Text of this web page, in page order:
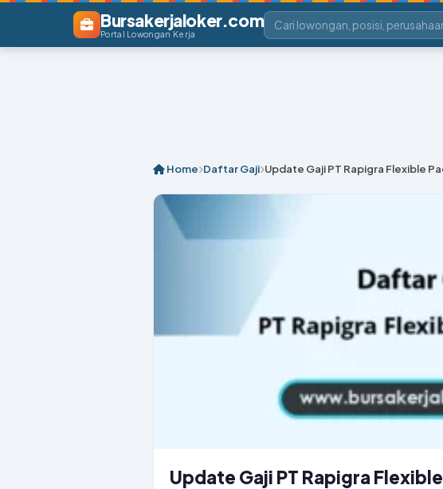
Bursakerjaloker.com
Portal Lowongan Kerja
Home Daftar Gaji Update Gaji PT Rapigra Flexible
Update Gaji PT Rapigra